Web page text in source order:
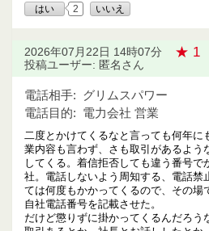
はい
2 いいえ
2026年07月22日 14時07分 ★ 1
投稿ユーザー: 匿名さん
電話相手: グリムスパワー
電話目的: 電力会社 営業
二度とかけてくるなと言っても何年に
業内容も言わず、さも取引があるよう
してくる。着信拒否しても違う番号で
社。電話しないよう周知する、電話禁
ては何度もかかってくるので、その場
自社電話番号を記載させた。
だけど懲りずに掛かってくるんだろう